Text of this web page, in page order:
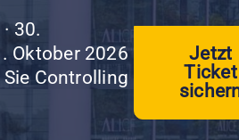
30.
Oktober 2026
Controlling
Jetzt
Ticket